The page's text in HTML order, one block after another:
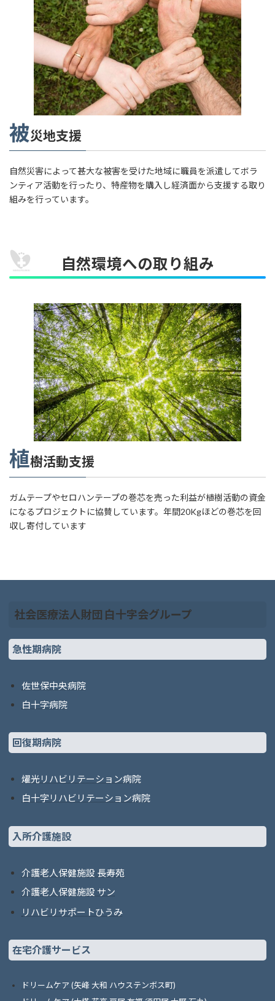
被災地支援
自然災害によって甚大な被害を受けた地域に職員を派遣してボラ
ンティア活動を行ったり、特産物を購入し経済面から支援する取り
組みを行っています。
自然環境への取り組み
植樹活動支援
ガムテープやセロハンテープの巻芯を売った利益が植樹活動の資金
になるプロジェクトに協賛しています。年間20Kgほどの巻芯を回
収し寄付しています
社会医療法人財団 白十字会グループ
急性期病院
佐世保中央病院
白十字病院
回復期病院
燿光リハビリテーション病院
白十字リハビリテーション病院
入所介護施設
介護老人保健施設 長寿苑
介護老人保健施設 サン
リハビリサポートひうみ
在宅介護サービス
ドリームケア (矢峰 大和 ハウステンボス町)